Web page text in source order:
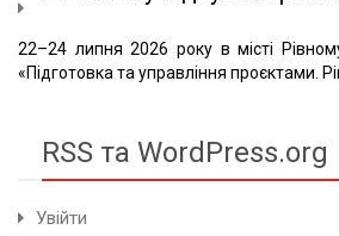
22–24 липня 2026 року в місті
«Підготовка та управління проєктами.
RSS та WordPress.org
Увійти